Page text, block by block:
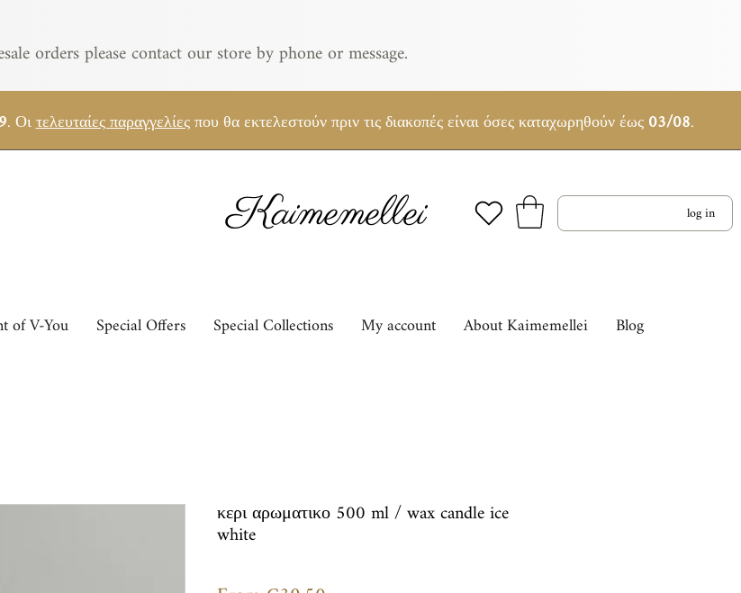
orders please contact our store by phone or message.
. Οιτελευταίες παραγγελίεςπου θα εκτελεστούν πριν τις διακοπές είναι όσες καταχωρηθούν έως03/08.
Kaimemellei log in
of V-You Special Offers Special Collections My account About Kaimemellei Blog
κερι αρωματικο 500 ml / wax candle ice
white